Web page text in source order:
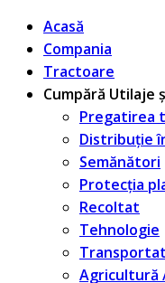
Acasă
Compania
Tractoare
Cumpără Utilaje
Pregatirea
Distribuție
Semănători
Protecția
Recoltat
Tehnologie
Agricultură